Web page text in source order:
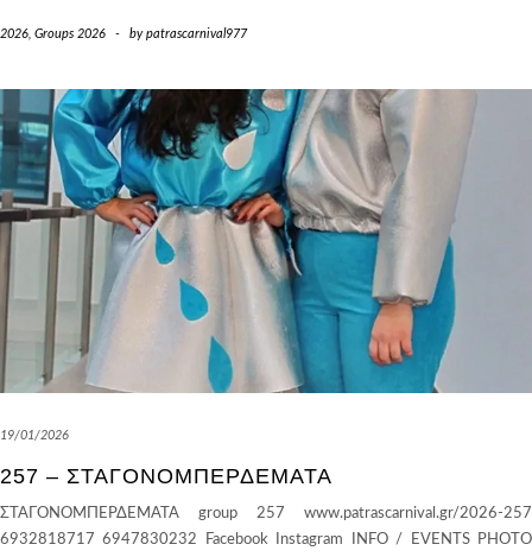
2026 Groups 2026 - bypatrascarnival977
19/01/2026
257 – ΣΤΑΓΟΝΟΜΠΕΡΔΕΜΑΤΑ
ΣΤΑΓΟΝΟΜΠΕΡΔΕΜΑΤΑ group 257 www.patrascarnival.gr/2026-257
6932818717 6947830232 Facebook Instagram INFO / EVENTS PHOTO